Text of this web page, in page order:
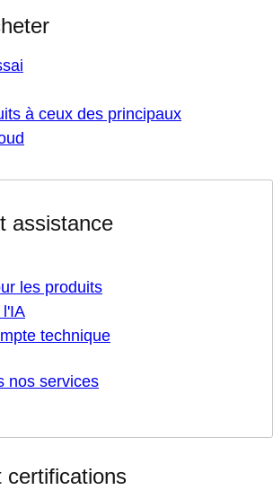
à ceux des principaux
assistance
les produits
l'IA
technique
nos services
certifications